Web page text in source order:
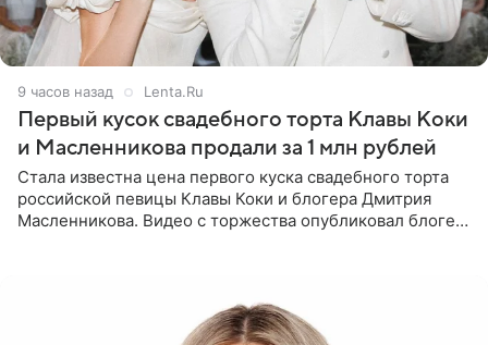
9 часов назад Lenta.Ru
Первый кусок свадебного торта Клавы Коки
и Масленникова продали за 1 млн рублей
Стала известна цена первого куска свадебного торта
российской певицы Клавы Коки и блогера Дмитрия
Масленникова. Видео с торжества опубликовал блогер